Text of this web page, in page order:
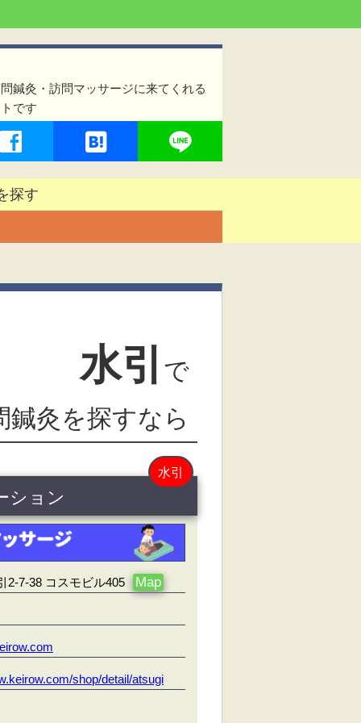
鍼灸・訪問マッサージに来てくれる
です
探す
水引
で
灸を探すなら
水引
ション
2-7-38 コスモビル405 Map
shop/detail/atsugi